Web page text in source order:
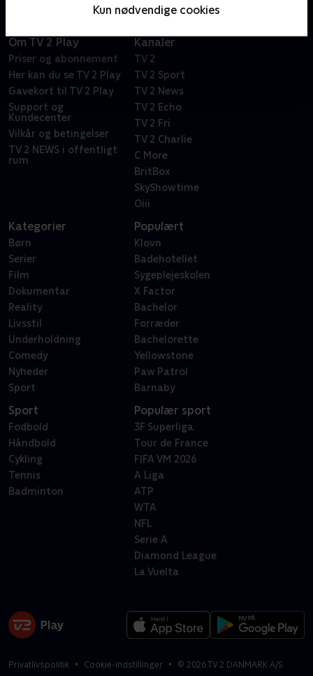
Kun nødvendige cookies
Om TV 2 Play
Priser og abonnement
Her kan du se TV 2 Play
Gavekort til TV 2 Play
Support og
Kundecenter
Vilkår og betingelser
TV 2 NEWS i offentligt
rum
Kanaler
TV 2
TV 2 Sport
TV 2 News
TV 2 Echo
TV 2 Fri
TV 2 Charlie
C More
BritBox
SkyShowtime
Oiii
Kategorier
Børn
Serier
Film
Dokumentar
Reality
Livsstil
Underholdning
Comedy
Nyheder
Sport
Populært
Klovn
Badehotellet
Sygeplejeskolen
X Factor
Bachelor
Forræder
Bachelorette
Yellowstone
Paw Patrol
Barnaby
Sport
Fodbold
Håndbold
Cykling
Tennis
Badminton
Populær sport
3F Superliga
Tour de France
FIFA VM 2026
A Liga
ATP
WTA
NFL
Serie A
Diamond League
La Vuelta
Privatlivspolitik Cookie-indstillinger © 2026TV 2 DANMARK A/S